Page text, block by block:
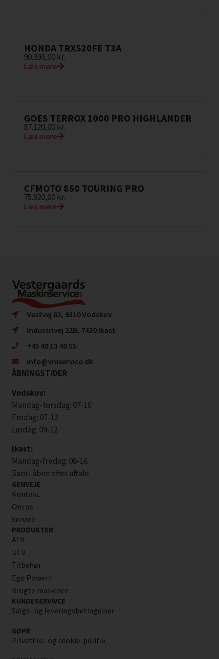
HONDA TRX520FE T3A
90.396,00 kr.
Læs mere
GOES TERROX 1000 PRO HIGHLANDER
87.120,00 kr.
Læs mere
CFMOTO 850 TOURING PRO
75.920,00 kr.
Læs mere
Vestvej 83, 9310 Vodskov
Industrivej 22B, 7430 Ikast
+45 40 13 40 55
info@vmservice.dk
ÅBNINGSTIDER
Vodskov:
Mandag-torsdag: 07-16
Fredag: 07-12
Lørdag: 09-12
Ikast:
Mandag-fredag: 08-16
Samt åben efter aftale
GENVEJE
Kontakt
Om os
Service
PRODUKTER
ATV
UTV
Tilbehør
Ego Power+
Brugte maskiner
KUNDESERVIVCE
Salgs- og leveringsbetingelser
GDPR
Privatlivs- og cookie-politik